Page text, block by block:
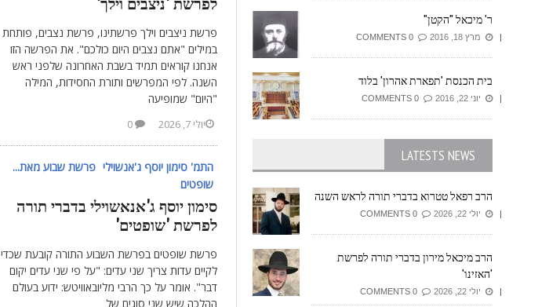
פרשת ניצבים וילך פרשתינו, פרשת נצבים, פותחת
במילים "אתם נצבים היום כולכם". את הפרשה הזו
אנחנו קוראים תמיד בשבת האחרונה שלפני ראש
השנה. לפי המפרשים ותורת החסידות, המילה
"היום" שמופיעה
יולי 7, 2026
התמ' סימון יוסף ג'אנשוילי פרשת שבוע מאת...
שופטים
סימון יוסף ג'אנאשוילי בדברי תורה
לפרשת 'שופטים'
פרשת שופטים בפרשת השבוע התורה קובעת שכדי
לקיים עדות צריך שני עדים: "על פי שני עדים יקום
דבר". אומר על כך הרבי מליובאוויטש: ידוע בעולם
ההלכה שיש שני סוגים של
ר' מיכאל "הקטן"
מרץ 18, 2016
בית הכנסת 'תפארת אהרון' בלוד
יוני 22, 2016
LATESTS NEWS
הרב רפאל טטרוא בדברי תורה לראש השנה
יולי 22, 2026
הרב מיכאל מירון בדברי תורה לפרשת
'האזינו'
יולי 22, 2026